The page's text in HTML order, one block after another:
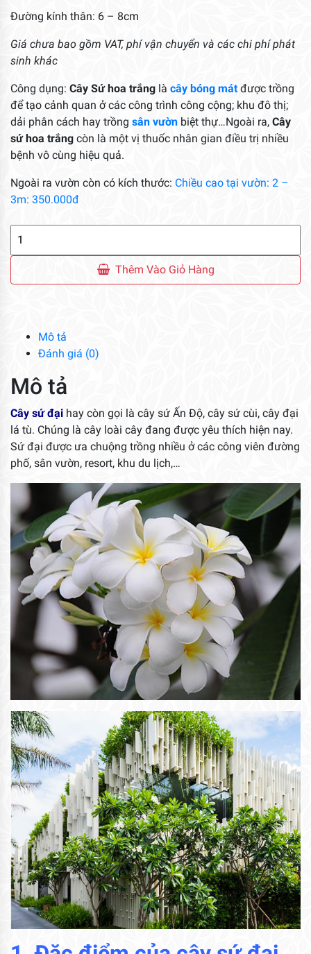
Đường kính thân: 6 – 8cm
Giá chưa bao gồm VAT, phí vận chuyển và các chi phí phát
sinh khác
Công dụng: Cây Sứ hoa trắng là cây bóng mát được trồng
để tạo cảnh quan ở các công trình công cộng; khu đô thị;
dải phân cách hay trồng sân vườn biệt thự…Ngoài ra, Cây
sứ hoa trắng còn là một vị thuốc nhân gian điều trị nhiều
bệnh vô cùng hiệu quả.
Ngoài ra vườn còn có kích thước: Chiều cao tại vườn: 2 –
3m: 350.000đ
số
Thêm Vào Giỏ Hàng
Mô tả
Đánh giá (0)
Mô tả
Cây sứ đại hay còn gọi là cây sứ Ấn Độ, cây sứ cùi, cây đại
lá tù. Chúng là cây loài cây đang được yêu thích hiện nay.
Sứ đại được ưa chuộng trồng nhiều ở các công viên đường
phố, sân vườn, resort, khu du lịch,…